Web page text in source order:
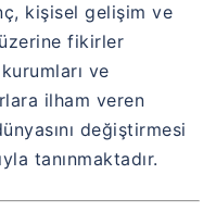
kişisel gelişim ve
fikirler
ve
ilham veren
değiştirmesi
tanınmaktadır.